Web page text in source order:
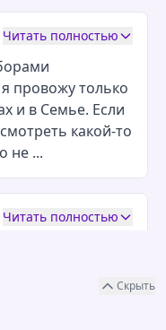
выручкой 250
деньги на
выпускам
З...
Читать полностью
провожу только